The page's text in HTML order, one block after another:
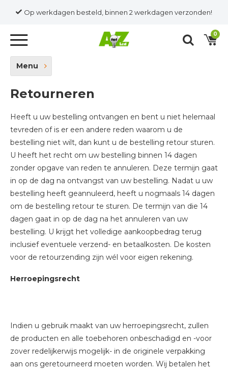
Op werkdagen besteld, binnen 2 werkdagen verzonden!
0
Menu
Retourneren
Heeft u uw bestelling ontvangen en bent u niet helemaal
tevreden of is er een andere reden waarom u de
bestelling niet wilt, dan kunt u de bestelling retour sturen.
U heeft het recht om uw bestelling binnen 14 dagen
zonder opgave van reden te annuleren. Deze termijn gaat
in op de dag na ontvangst van uw bestelling. Nadat u uw
bestelling heeft geannuleerd, heeft u nogmaals 14 dagen
om de bestelling retour te sturen. De termijn van die 14
dagen gaat in op de dag na het annuleren van uw
bestelling. U krijgt het volledige aankoopbedrag terug
inclusief eventuele verzend- en betaalkosten. De kosten
voor de retourzending zijn wél voor eigen rekening.
Herroepingsrecht
Indien u gebruik maakt van uw herroepingsrecht, zullen
de producten en alle toebehoren onbeschadigd en -voor
zover redelijkerwijs mogelijk- in de originele verpakking
aan ons geretourneerd moeten worden. Wij betalen het